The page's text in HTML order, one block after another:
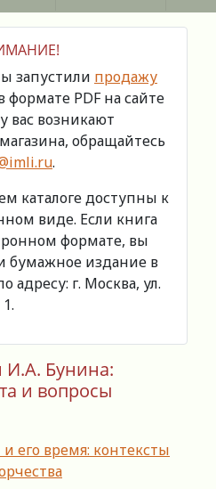
запустили продажу
формате PDF на сайте
вас возникают
обращайтесь
.
каталоге доступны к
виде. Если книга
формате, вы
бумажное издание в
адресу: г. Москва, ул.
Бунина:
и вопросы
его время: контексты